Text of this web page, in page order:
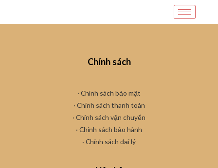
Chính sách
· Chính sách bảo mật
· Chính sách thanh toán
· Chính sách vận chuyển
· Chính sách bảo hành
· Chính sách đại lý